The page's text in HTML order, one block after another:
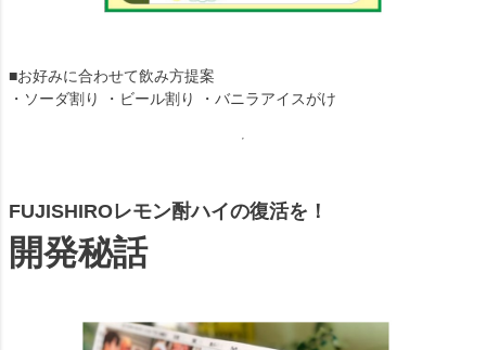
■お好みに合わせて飲み方提案
・ソーダ割り ・ビール割り ・バニラアイスがけ
FUJISHIROレモン酎ハイの復活を！
開発秘話